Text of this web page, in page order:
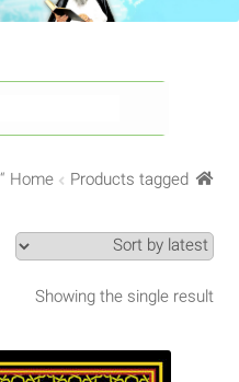
#97 (بدون عنوان)
Checkout
My account
Search Results
Shop
برگه نمونه
Home Products tagged “اصالة الوجود”
Showing the single result